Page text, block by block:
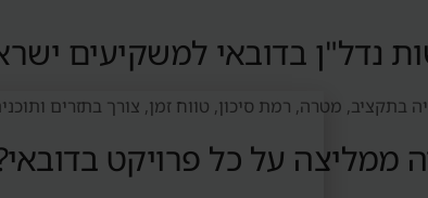
נדל"ן בדובאי למשקיעים
בתקציב, מטרה, רמת סיכון, טווח זמן, צורך בתזרים
ממליצה על כל פרויקט